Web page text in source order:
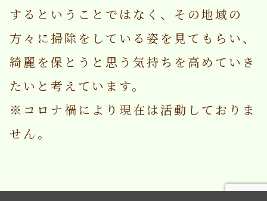
するということではなく、その地域の
方々に掃除をしている姿を見てもらい、
綺麗を保とうと思う気持ちを高めていき
たいと考えています。
※コロナ禍により現在は活動しておりま
せん。